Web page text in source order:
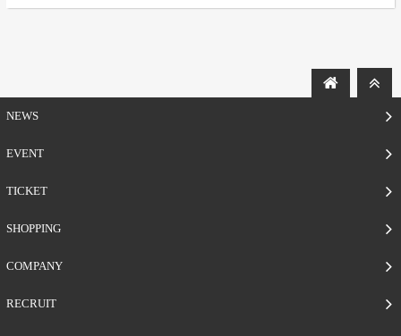
NEWS
EVENT
TICKET
SHOPPING
COMPANY
RECRUIT